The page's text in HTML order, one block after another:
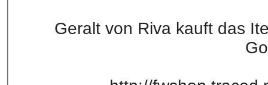
Geralt von Riva kauft das